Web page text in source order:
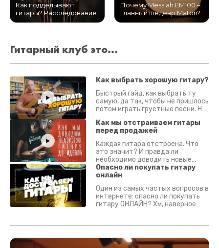
Как подделывают
гитары? Расследование
Почему Messiah EM100 –
главный шедевр Maton?
Гитарный клуб это...
Как выбрать хорошую гитару?
Быстрый гайд, как выбрать ту
самую, да так, чтобы не пришлось
потом играть грустные песни. На
Как мы отстраиваем гитары
перед продажей
Каждая гитара отстроена. Что
это значит? И правда ли
необходимо доводить новые
гитары? Если кратко - да.
Подробно - в видео :)
Опасно ли покупать гитару
онлайн
Один из самых частых вопросов в
интернете: опасно ли покупать
гитару ОНЛАЙН? Хм, наверное
застрахован. Случись что -